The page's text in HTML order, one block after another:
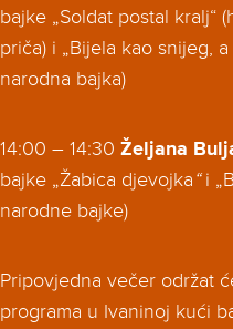
bajke „Soldat postal kralj“
priča) i „Bijela kao snijeg,
narodna bajka)
14:00 – 14:30 Željana
bajke „Žabica djevojka“i
narodne bajke)
Pripovjedna večer održat
programa u Ivaninoj kući